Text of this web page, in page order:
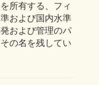
所有する、フィ
および国内水準
および管理のパ
の名を残してい